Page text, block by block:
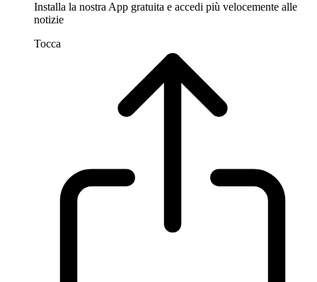
Installa la nostra App gratuita e accedi più velocemente alle
notizie
Tocca